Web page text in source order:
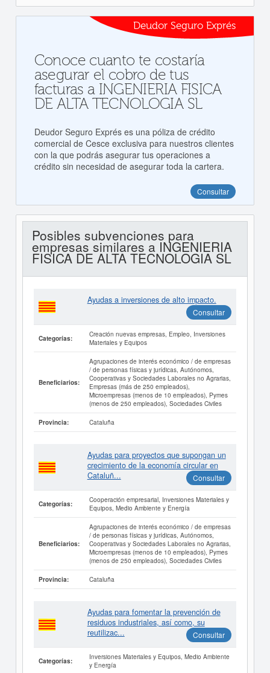
Deudor Seguro Exprés
Conoce cuanto te costaría
asegurar el cobro de tus
facturas a INGENIERIA FISICA
DE ALTA TECNOLOGIA SL
Deudor Seguro Exprés es una póliza de crédito
comercial de Cesce exclusiva para nuestros clientes
con la que podrás asegurar tus operaciones a
crédito sin necesidad de asegurar toda la cartera.
Consultar
Posibles subvenciones para
empresas similares a INGENIERIA
FISICA DE ALTA TECNOLOGIA SL
Ayudas a inversiones de alto impacto.
Consultar
Categorías:
Creación nuevas empresas, Empleo, Inversiones
Materiales y Equipos
Beneficiarios:
Agrupaciones de interés económico / de empresas
/ de personas físicas y jurídicas, Autónomos,
Cooperativas y Sociedades Laborales no Agrarias,
Empresas (más de 250 empleados),
Microempresas (menos de 10 empleados), Pymes
(menos de 250 empleados), Sociedades Civiles
Provincia: Cataluña
Ayudas para proyectos que supongan un
crecimiento de la economía circular en
Cataluñ...
Consultar
Categorías:
Cooperación empresarial, Inversiones Materiales y
Equipos, Medio Ambiente y Energía
Beneficiarios:
Agrupaciones de interés económico / de empresas
/ de personas físicas y jurídicas, Autónomos,
Cooperativas y Sociedades Laborales no Agrarias,
Microempresas (menos de 10 empleados), Pymes
(menos de 250 empleados), Sociedades Civiles
Provincia: Cataluña
Ayudas para fomentar la prevención de
residuos industriales, así como, su
reutilizac...
Consultar
Categorías:
Inversiones Materiales y Equipos, Medio Ambiente
y Energía